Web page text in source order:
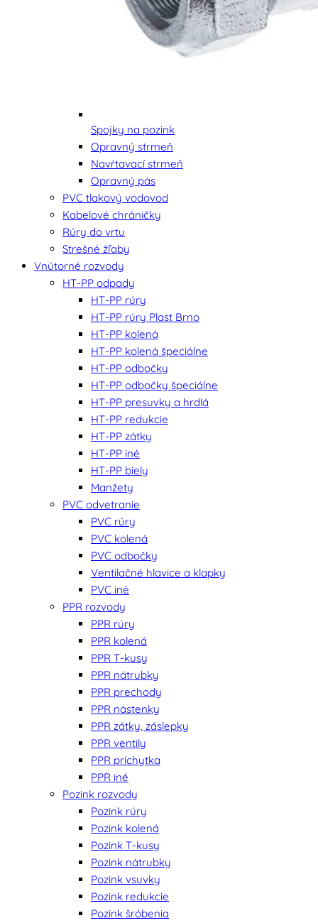
Spojky na pozink
Opravný strmeň
Navŕtavací strmeň
Opravný pás
PVC tlakový vodovod
Kabelové chráničky
Rúry do vrtu
Strešné žľaby
Vnútorné rozvody
HT-PP odpady
HT-PP rúry
HT-PP rúry Plast Brno
HT-PP kolená
HT-PP kolená špeciálne
HT-PP odbočky
HT-PP odbočky špeciálne
HT-PP presuvky a hrdlá
HT-PP redukcie
HT-PP zátky
HT-PP iné
HT-PP biely
Manžety
PVC odvetranie
PVC rúry
PVC kolená
PVC odbočky
Ventilačné hlavice a klapky
PVC iné
PPR rozvody
PPR rúry
PPR kolená
PPR T-kusy
PPR nátrubky
PPR prechody
PPR nástenky
PPR zátky, záslepky
PPR ventily
PPR príchytka
PPR iné
Pozink rozvody
Pozink rúry
Pozink kolená
Pozink T-kusy
Pozink nátrubky
Pozink vsuvky
Pozink redukcie
Pozink šróbenia